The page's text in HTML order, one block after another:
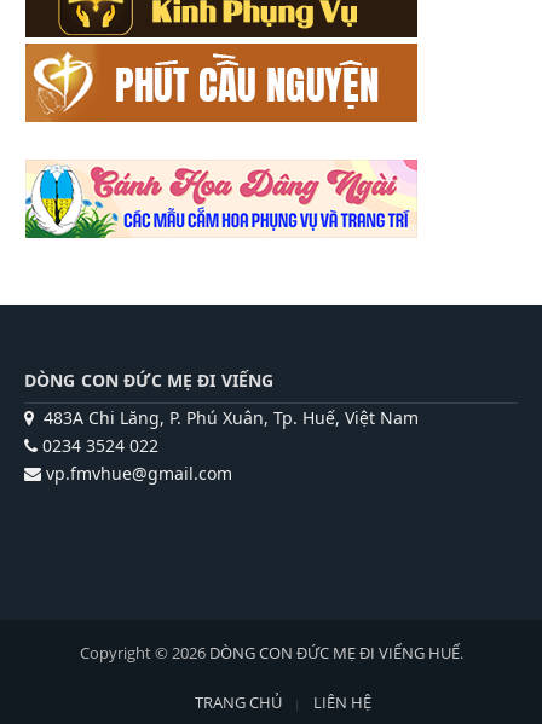
DÒNG CON ĐỨC MẸ ĐI VIẾNG
483A Chi Lăng, P. Phú Xuân, Tp. Huế, Việt Nam
0234 3524 022
vp.fmvhue@gmail.com
Copyright © 2026 DÒNG CON ĐỨC MẸ ĐI VIẾNG HUẾ.
TRANG CHỦ LIÊN HỆ